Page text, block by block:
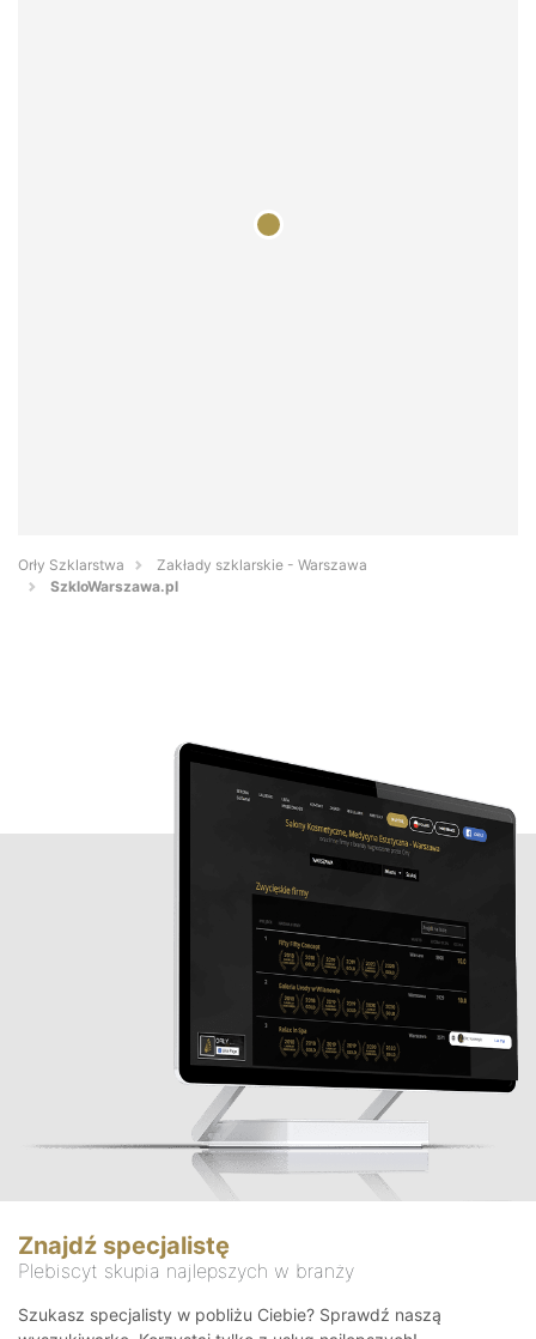
Orły Szklarstwa
Zakłady szklarskie - Warszawa
SzkloWarszawa.pl
Znajdź specjalistę
Plebiscyt skupia najlepszych w branży
Szukasz specjalisty w pobliżu Ciebie? Sprawdź naszą